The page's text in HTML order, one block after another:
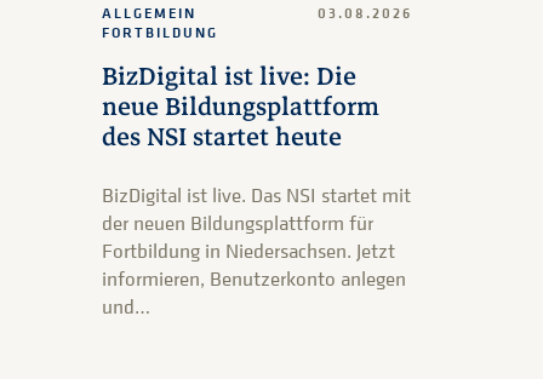
BizDigital ist live: Die
neue Bildungsplattform
des NSI startet heute
ALLGEMEIN
FORTBILDUNG
03.08.2026
BizDigital ist live. Das NSI startet mit
der neuen Bildungsplattform für
Fortbildung in Niedersachsen. Jetzt
informieren, Benutzerkonto anlegen
und…